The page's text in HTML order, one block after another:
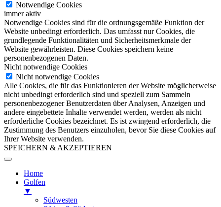
Notwendige Cookies
immer aktiv
Notwendige Cookies sind für die ordnungsgemäße Funktion der
Website unbedingt erforderlich. Das umfasst nur Cookies, die
grundlegende Funktionalitäten und Sicherheitsmerkmale der
Website gewährleisten. Diese Cookies speichern keine
personenbezogenen Daten.
Nicht notwendige Cookies
Nicht notwendige Cookies
Alle Cookies, die für das Funktionieren der Website möglicherweise
nicht unbedingt erforderlich sind und speziell zum Sammeln
personenbezogener Benutzerdaten über Analysen, Anzeigen und
andere eingebettete Inhalte verwendet werden, werden als nicht
erforderliche Cookies bezeichnet. Es ist zwingend erforderlich, die
Zustimmung des Benutzers einzuholen, bevor Sie diese Cookies auf
Ihrer Website verwenden.
SPEICHERN & AKZEPTIEREN
Home
Golfen
▼
Südwesten